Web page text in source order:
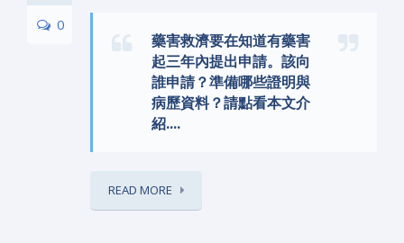
0
藥害救濟要在知道有藥害
起三年內提出申請。該向
誰申請？準備哪些證明與
病歷資料？請點看本文介
紹....
READ MORE